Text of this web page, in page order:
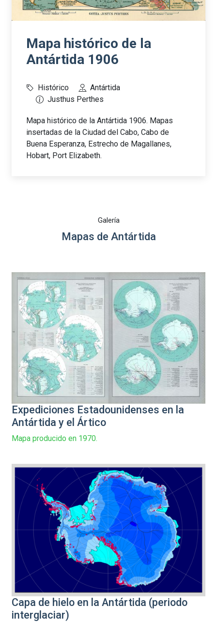
Mapa histórico de la
Antártida 1906
Histórico
Antártida
Justhus Perthes
Mapa histórico de la Antártida 1906. Mapas
insertadas de la Ciudad del Cabo, Cabo de
Buena Esperanza, Estrecho de Magallanes,
Hobart, Port Elizabeth.
Galería
Mapas de Antártida
Expediciones Estadounidenses en la
Antártida y el Ártico
Mapa producido en 1970.
Capa de hielo en la Antártida (periodo
interglaciar)